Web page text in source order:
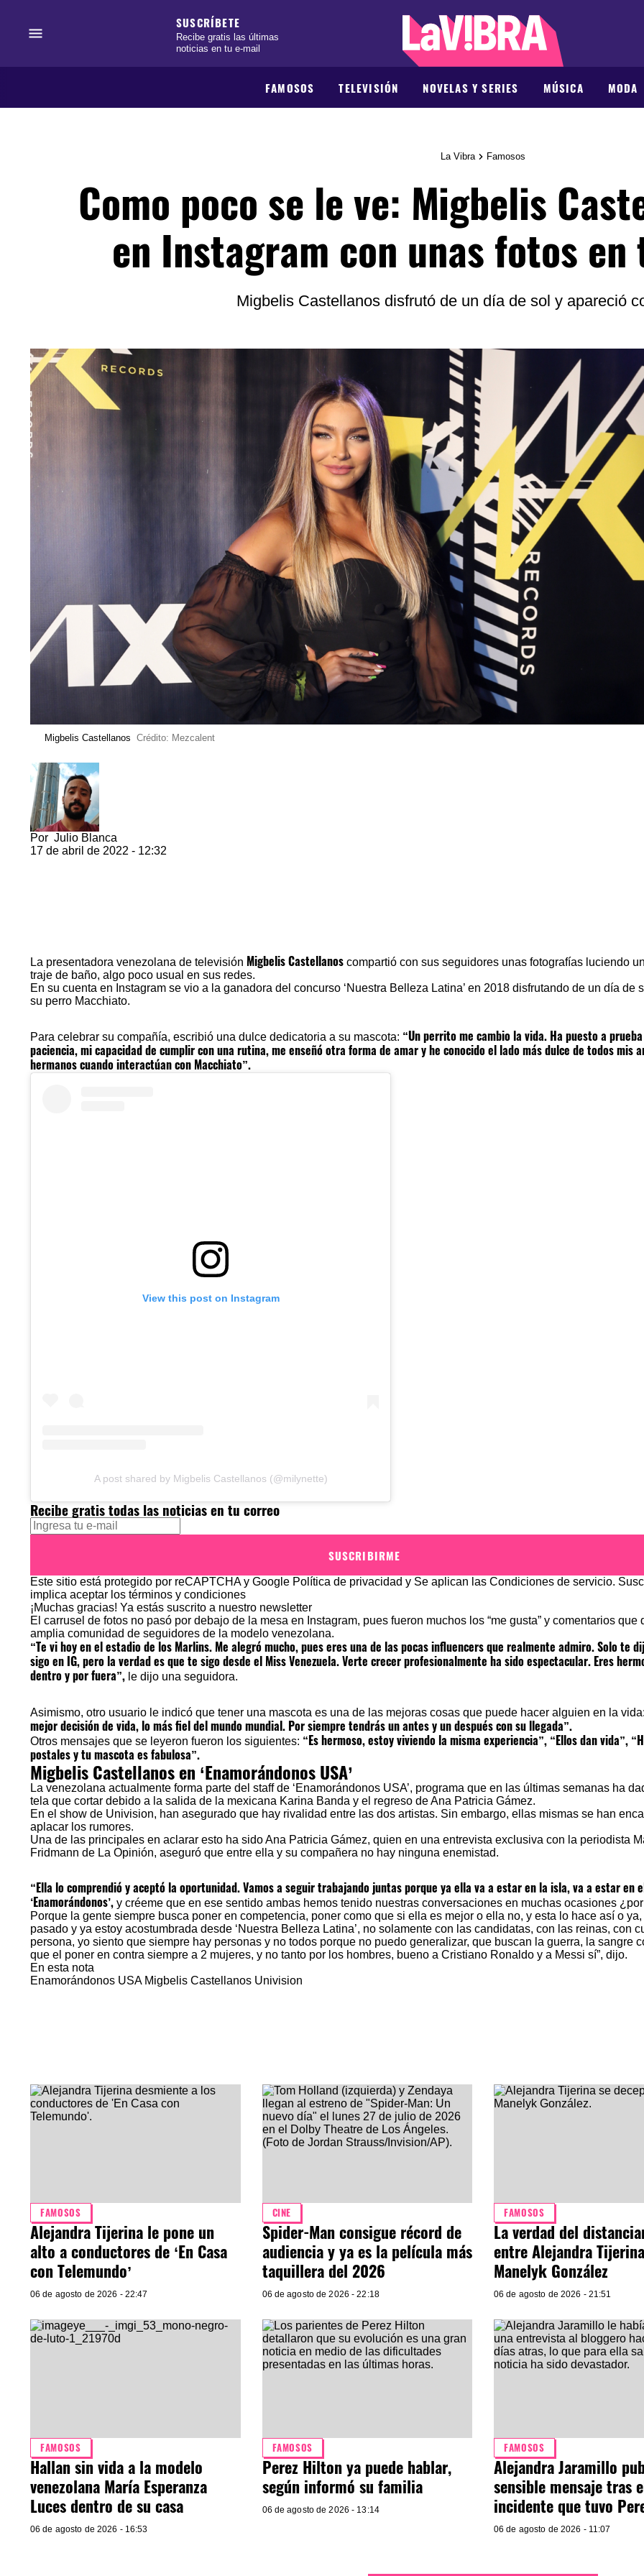
SUSCRÍBETE
Recibe gratis las últimas
noticias en tu e-mail
FAMOSOS TELEVISIÓN NOVELAS Y SERIES MÚSICA MODA
La Vibra Famosos
Como poco se le ve: Migbelis
en Instagram con unas fotos
Migbelis Castellanos disfrutó de un día de sol y apareció
Migbelis Castellanos Crédito: Mezcalent
Por Julio Blanca
17 de abril de 2022 - 12:32
La presentadora venezolana de televisión Migbelis Castellanos compartió con sus seguidores unas fotografías luciendo
traje de baño, algo poco usual en sus redes.
En su cuenta en Instagram se vio a la ganadora del concurso ‘Nuestra Belleza Latina’ en 2018 disfrutando de un día de
su perro Macchiato.
Para celebrar su compañía, escribió una dulce dedicatoria a su mascota: “Un perrito me cambio la vida. Ha puesto a
paciencia, mi capacidad de cumplir con una rutina, me enseñó otra forma de amar y he conocido el lado más dulce de todos mis
hermanos cuando interactúan con Macchiato”.
View this post on Instagram
A post shared by Migbelis Castellanos (@milynette)
Recibe gratis todas las noticias en tu correo
SUSCRIBIRME
Este sitio está protegido por reCAPTCHA y Google Política de privacidad y Se aplican las Condiciones de servicio.
implica aceptar los términos y condiciones
¡Muchas gracias! Ya estás suscrito a nuestro newsletter
El carrusel de fotos no pasó por debajo de la mesa en Instagram, pues fueron muchos los “me gusta” y comentarios que
amplia comunidad de seguidores de la modelo venezolana.
“Te vi hoy en el estadio de los Marlins. Me alegró mucho, pues eres una de las pocas influencers que realmente admiro. Solo te
sigo en IG, pero la verdad es que te sigo desde el Miss Venezuela. Verte crecer profesionalmente ha sido espectacular. Eres
dentro y por fuera”, le dijo una seguidora.
Asimismo, otro usuario le indicó que tener una mascota es una de las mejoras cosas que puede hacer alguien en la vida:
mejor decisión de vida, lo más fiel del mundo mundial. Por siempre tendrás un antes y un después con su llegada”.
Otros mensajes que se leyeron fueron los siguientes: “Es hermoso, estoy viviendo la misma experiencia”, “Ellos dan vida”,
postales y tu mascota es fabulosa”.
Migbelis Castellanos en ‘Enamorándonos USA’
La venezolana actualmente forma parte del staff de ‘Enamorándonos USA’, programa que en las últimas semanas ha
tela que cortar debido a la salida de la mexicana Karina Banda y el regreso de Ana Patricia Gámez.
En el show de Univision, han asegurado que hay rivalidad entre las dos artistas. Sin embargo, ellas mismas se han
aplacar los rumores.
Una de las principales en aclarar esto ha sido Ana Patricia Gámez, quien en una entrevista exclusiva con la periodista
Fridmann de La Opinión, aseguró que entre ella y su compañera no hay ninguna enemistad.
“Ella lo comprendió y aceptó la oportunidad. Vamos a seguir trabajando juntas porque ya ella va a estar en la isla, va a estar en
‘Enamorándonos’, y créeme que en ese sentido ambas hemos tenido nuestras conversaciones en muchas ocasiones
Porque la gente siempre busca poner en competencia, poner como que si ella es mejor o ella no, y esta lo hace así o ya,
pasado y ya estoy acostumbrada desde ‘Nuestra Belleza Latina’, no solamente con las candidatas, con las reinas, con
persona, yo siento que siempre hay personas y no todos porque no puedo generalizar, que buscan la guerra, la sangre
que el poner en contra siempre a 2 mujeres, y no tanto por los hombres, bueno a Cristiano Ronaldo y a Messi sí”, dijo.
En esta nota
Enamorándonos USA Migbelis Castellanos Univision
FAMOSOS
Alejandra Tijerina le pone un
alto a conductores de ‘En Casa
con Telemundo’
06 de agosto de 2026 - 22:47
CINE
Spider-Man consigue récord de
audiencia y ya es la película más
taquillera del 2026
06 de agosto de 2026 - 22:18
FAMOSOS
La verdad del
entre Alejandra
Manelyk González
06 de agosto de 2026 - 21:51
FAMOSOS
Hallan sin vida a la modelo
venezolana María Esperanza
Luces dentro de su casa
06 de agosto de 2026 - 16:53
FAMOSOS
Perez Hilton ya puede hablar,
según informó su familia
06 de agosto de 2026 - 13:14
FAMOSOS
Alejandra Jaramillo
sensible mensaje tras
incidente que tuvo
06 de agosto de 2026 - 11:07